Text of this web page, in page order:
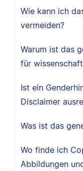
Wie kann ich
vermeiden?
Warum ist das
für
Ist ein
Disclaimer
Was ist das
Wo finde ich
Abbildungen